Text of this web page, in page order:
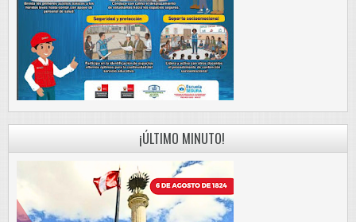
¡ÚLTIMO MINUTO!